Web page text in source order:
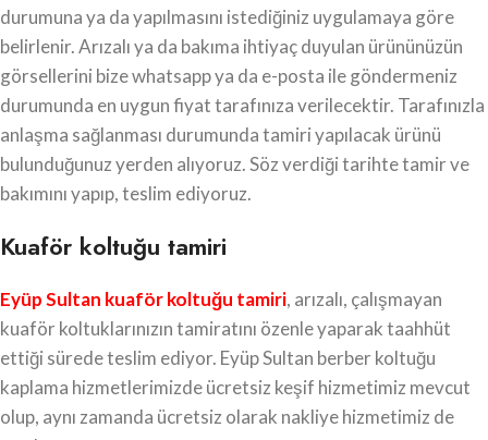
durumuna ya da yapılmasını istediğiniz uygulamaya göre
belirlenir. Arızalı ya da bakıma ihtiyaç duyulan ürününüzün
görsellerini bize whatsapp ya da e-posta ile göndermeniz
durumunda en uygun fiyat tarafınıza verilecektir. Tarafınızla
anlaşma sağlanması durumunda tamiri yapılacak ürünü
bulunduğunuz yerden alıyoruz. Söz verdiği tarihte tamir ve
bakımını yapıp, teslim ediyoruz.
Kuaför koltuğu tamiri
Eyüp Sultan kuaför koltuğu tamiri, arızalı, çalışmayan
kuaför koltuklarınızın tamiratını özenle yaparak taahhüt
ettiği sürede teslim ediyor. Eyüp Sultan berber koltuğu
kaplama hizmetlerimizde ücretsiz keşif hizmetimiz mevcut
olup, aynı zamanda ücretsiz olarak nakliye hizmetimiz de